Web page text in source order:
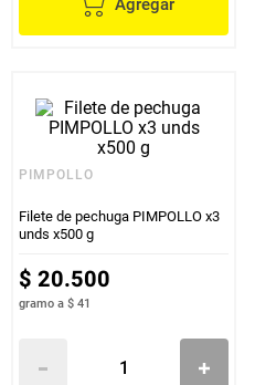
Agregar
PIMPOLLO
Filete de pechuga PIMPOLLO x3
unds x500 g
$ 20.500
gramo a $ 41